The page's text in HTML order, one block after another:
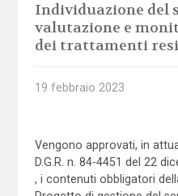
Individuazione del
valutazione e
dei trattamenti
19 febbraio 2023
Vengono approvati, in
D.G.R. n. 84-4451 del 22
, i contenuti obbligatori